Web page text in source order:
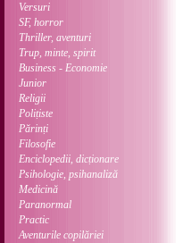
Versuri
SF, horror
Thriller, aventuri
Trup, minte, spirit
Business - Economie
Junior
Religii
Polițiste
Părinți
Filosofie
Enciclopedii, dicționare
Psihologie, psihanaliză
Medicină
Paranormal
Practic
Aventurile copilăriei